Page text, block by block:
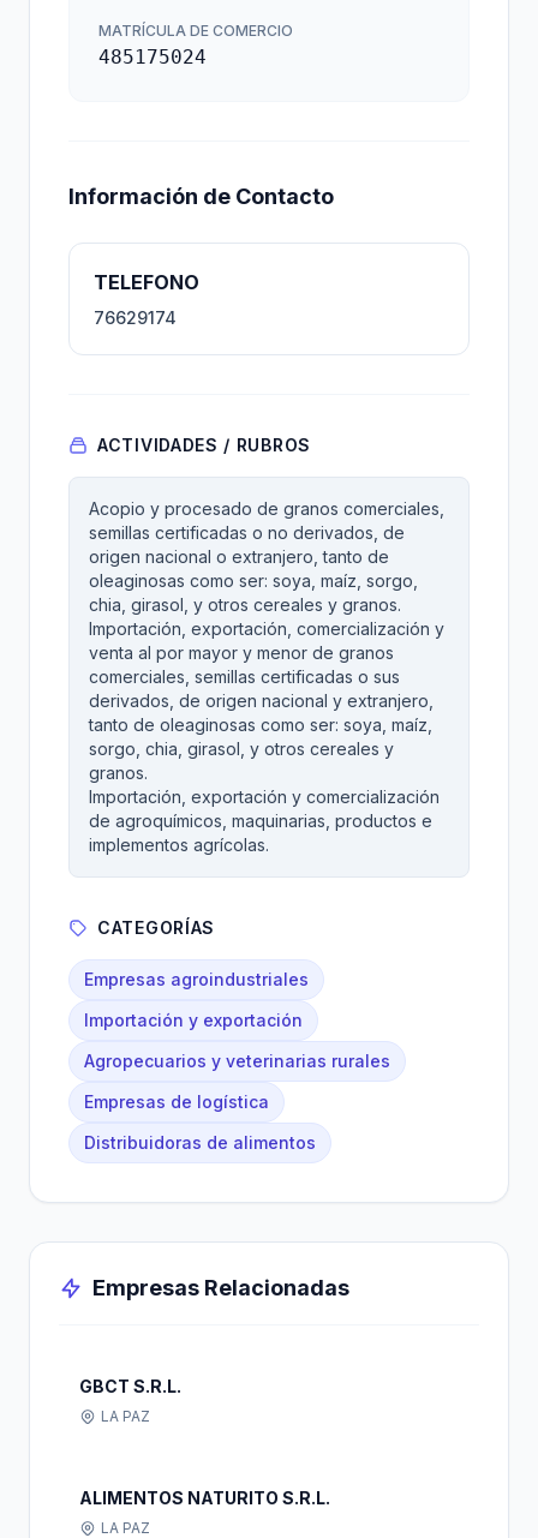
MATRÍCULA DE COMERCIO
485175024
Información de Contacto
TELEFONO
76629174
ACTIVIDADES / RUBROS
Acopio y procesado de granos comerciales,
semillas certificadas o no derivados, de
origen nacional o extranjero, tanto de
oleaginosas como ser: soya, maíz, sorgo,
chia, girasol, y otros cereales y granos.
Importación, exportación, comercialización y
venta al por mayor y menor de granos
comerciales, semillas certificadas o sus
derivados, de origen nacional y extranjero,
tanto de oleaginosas como ser: soya, maíz,
sorgo, chia, girasol, y otros cereales y
granos.
Importación, exportación y comercialización
de agroquímicos, maquinarias, productos e
implementos agrícolas.
CATEGORÍAS
Empresas agroindustriales
Importación y exportación
Agropecuarios y veterinarias rurales
Empresas de logística
Distribuidoras de alimentos
Empresas Relacionadas
GBCT S.R.L.
LA PAZ
ALIMENTOS NATURITO S.R.L.
LA PAZ